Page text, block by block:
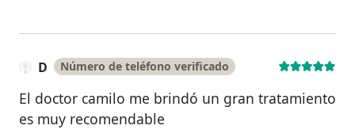
D Número de teléfono verificado
El doctor camilo me brindó un gran tratamiento
es muy recomendable